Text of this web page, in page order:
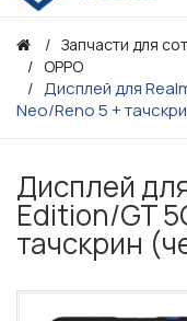
Запчасти для
OPPO
Дисплей для
Neo/Reno 5 +
Дисплей
Edition/GT
тачскрин